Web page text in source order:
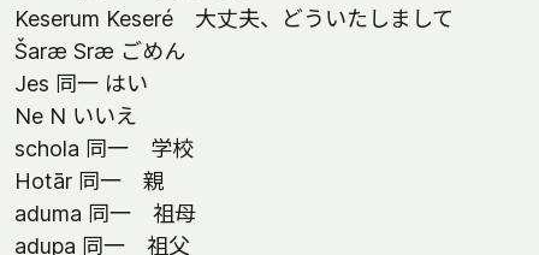
Keserum Keseré 大丈夫、どういたしまして
Šaræ Sræ ごめん
Jes 同一 はい
Ne N いいえ
schola 同一 学校
Hotār 同一 親
aduma 同一 祖母
adupa 同一 祖父